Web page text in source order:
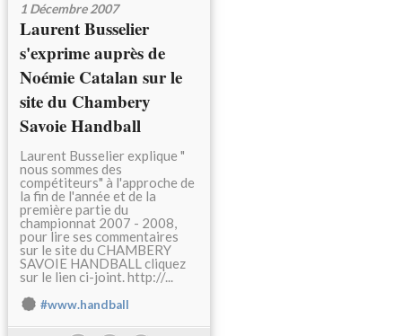
1 Décembre 2007
Laurent Busselier
s'exprime auprès de
Noémie Catalan sur le
site du Chambery
Savoie Handball
Laurent Busselier explique "
nous sommes des
compétiteurs" à l'approche de
la fin de l'année et de la
première partie du
championnat 2007 - 2008,
pour lire ses commentaires
sur le site du CHAMBERY
SAVOIE HANDBALL cliquez
sur le lien ci-joint. http://...
#www.handball